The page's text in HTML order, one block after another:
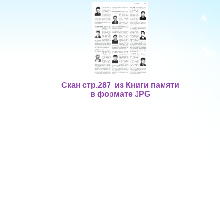
Скан стр.287 из Книги памяти
в формате JPG